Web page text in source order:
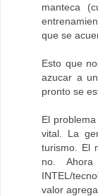
manteca
que se
Esto que
azucar a
pronto se
El
vital. La
turismo. El
no.
INTEL/
valor